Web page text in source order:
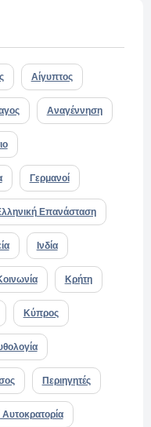
Αίγυπτος
Αναγέννηση
Γερμανοί
Επανάσταση
Ινδία
Κρήτη
Κύπρος
Περιηγητές